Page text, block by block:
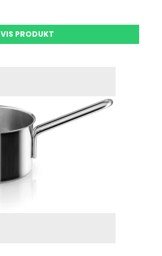
VIS PRODUKT